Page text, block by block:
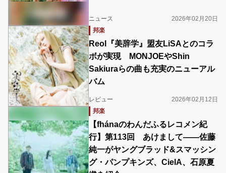
ニュース
2026年02月20日
邦楽
Reol『美辞学』盟友LiSAとのコラ
ボが実現 MONJOEやShin
Sakiuraらの曲も充実のニューアル
バム
レビュー
2026年02月12日
邦楽
【fhánaのわんだふるレコメン紀
行】第113回 あけまして――佐藤
純一がヤングブラッド&スマッシン
グ・パンプキンズ、CielA、石原夏